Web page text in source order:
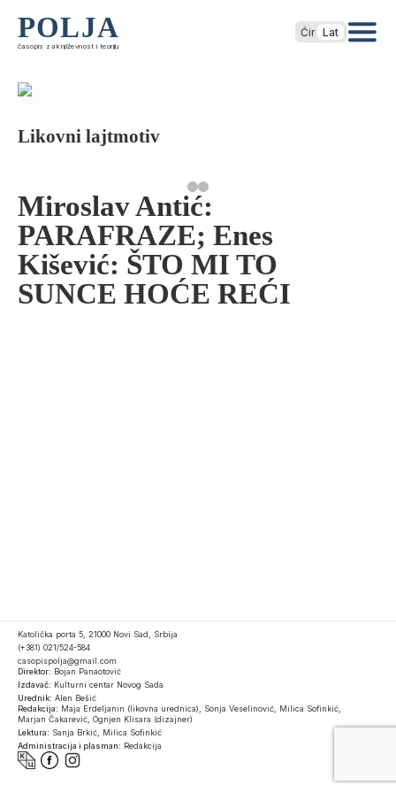
POLJA
časopis za književnost i teoriju
Ćir Lat
Likovni lajtmotiv
Miroslav Antić:
PARAFRAZE; Enes
Kišević: ŠTO MI TO
SUNCE HOĆE REĆI
Katolička porta 5, 21000 Novi Sad, Srbija
(+381) 021/524-584
casopispolja@gmail.com
Direktor: Bojan Panaotović
Izdavač: Kulturni centar Novog Sada
Urednik: Alen Bešić
Redakcija: Maja Erdeljanin (likovna urednica), Sonja Veselinović, Milica Sofinkić,
Marjan Čakarević, Ognjen Klisara (dizajner)
Lektura: Sanja Brkić, Milica Sofinkić
Administracija i plasman: Redakcija